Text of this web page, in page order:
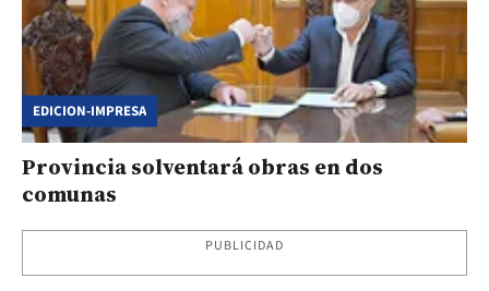
EDICION-IMPRESA
Provincia solventará obras en dos
comunas
PUBLICIDAD